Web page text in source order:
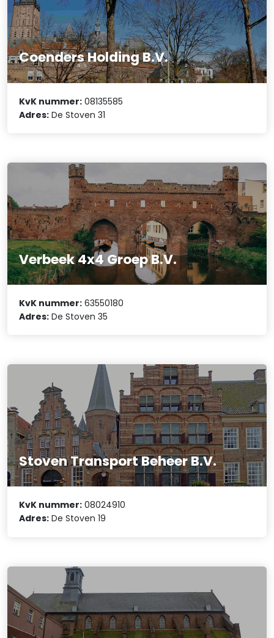
Coenders Holding B.V.
KvK nummer: 08135585
Adres: De Stoven 31
Verbeek 4x4 Groep B.V.
KvK nummer: 63550180
Adres: De Stoven 35
Stoven Transport Beheer B.V.
KvK nummer: 08024910
Adres: De Stoven 19